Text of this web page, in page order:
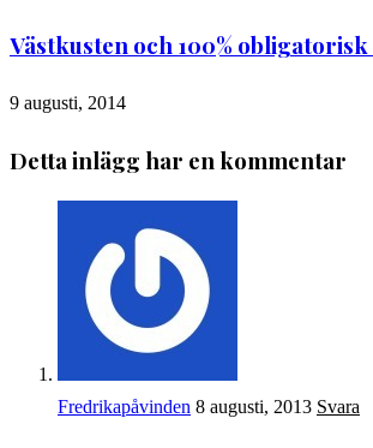
Västkusten och 100%
9 augusti, 2014
Detta inlägg har en kommentar
Fredrikapåvinden 8 augusti, 2013 Svara